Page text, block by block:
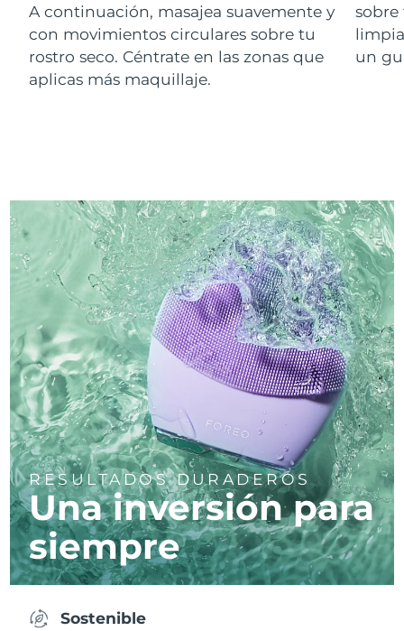
A continuación, masajea suavemente y
con movimientos circulares sobre tu
rostro seco. Céntrate en las zonas que
aplicas más maquillaje.
un
RESULTADOS DURADEROS
Una inversión para
siempre
Sostenible